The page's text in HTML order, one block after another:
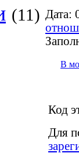
(11) Дата:
В
Код
Для